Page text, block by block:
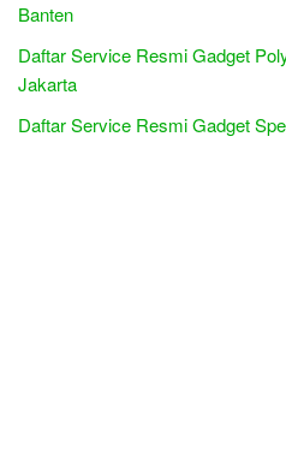
Banten
Daftar Service Resmi Gadget
Jakarta
Daftar Service Resmi Gadget